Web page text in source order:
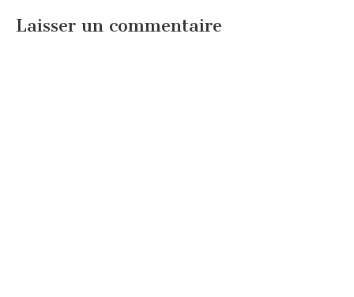
Laisser un commentaire